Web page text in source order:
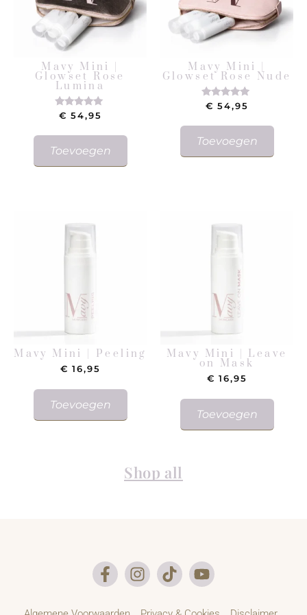
Mavy Mini |
Glowset Rose
Lumina
Gewaardeerd
5.00
€ 54,95
Toevoegen
Mavy Mini |
Glowset Rose Nude
Gewaardeerd
5.00
€ 54,95
Toevoegen
Mavy Mini | Peeling
€ 16,95
Toevoegen
Mavy Mini | Leave
on Mask
€ 16,95
Toevoegen
Shop all